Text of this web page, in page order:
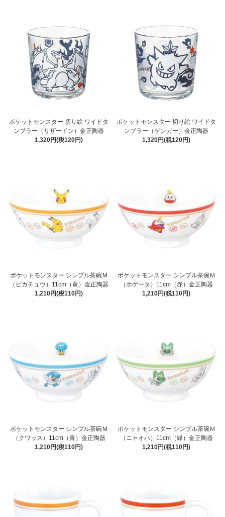
ポケットモンスター 切り絵 ワイドタ
ンブラー（リザードン）金正陶器
1,320円(税120円)
ポケットモンスター 切り絵 ワイドタ
ンブラー（ゲンガー）金正陶器
1,320円(税120円)
ポケットモンスター シンプル茶碗Ｍ
（ピカチュウ）11cm（黄）金正陶器
1,210円(税110円)
ポケットモンスター シンプル茶碗Ｍ
（ホゲータ）11cm（赤）金正陶器
1,210円(税110円)
ポケットモンスター シンプル茶碗Ｍ
（クワッス）11cm（青）金正陶器
1,210円(税110円)
ポケットモンスター シンプル茶碗Ｍ
（ニャオハ）11cm（緑）金正陶器
1,210円(税110円)